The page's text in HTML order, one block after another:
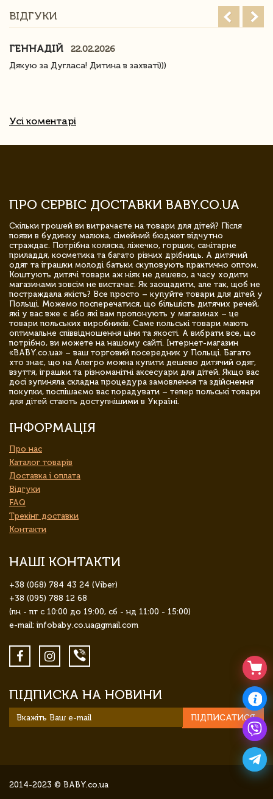
ВІДГУКИ
ГЕННАДІЙ
22.02.2026
Дякую за Дугласа! Дитина в захваті)))
Усі коментарі
ПРО СЕРВІС ДОСТАВКИ BABY.CO.UA
Скільки грошей ви витрачаєте на товари для дітей? Після
появи в будинку малюка, сімейний бюджет відчутно
страждає. Потрібна коляска, ліжечко, горщик, санітарне
приладдя, косметика та багато різних дрібниць. А дитячий
одяг та іграшки молоді батьки скуповують практично оптом.
Коштують дитячі товари аж ніяк не дешево, а часу ходити
магазинами зовсім не вистачає. Як заощадити, але так, щоб не
постраждала якість? Все просто – купуйте товари для дітей у
Польщі. Можемо посперечатися, що більшість дитячих речей,
які у вас вже є або які вам пропонують у магазинах – це
товари польських виробників. Саме польські товари мають
оптимальне співвідношення ціни та якості. А вибрати все, що
потрібно, ви можете на нашому сайті. Інтернет-магазин
«BABY.co.ua» – ваш торговий посередник у Польщі. Багато
хто знає, що на Алегро можна купити дешево дитячий одяг,
взуття, іграшки та різноманітні аксесуари для дітей. Якщо вас
досі зупиняла складна процедура замовлення та здійснення
покупки, поспішаємо вас порадувати – тепер польські товари
для дітей стають доступнішими в Україні.
ІНФОРМАЦІЯ
Про нас
Каталог товарів
Доставка і оплата
Відгуки
FAQ
Трекінг доставки
Контакти
НАШІ КОНТАКТИ
+38 (068) 784 43 24 (Viber)
+38 (095) 788 12 68
(пн - пт с 10:00 до 19:00, сб - нд 11:00 - 15:00)
e-mail: infobaby.co.ua@gmail.com
ПІДПИСКА НА НОВИНИ
ПІДПИСАТИСЯ
2014-2023 © BABY.co.ua